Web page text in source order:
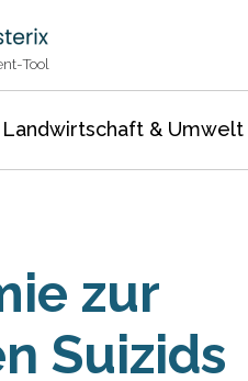
Tool
Landwirtschaft & Umwelt
zur
Suizids